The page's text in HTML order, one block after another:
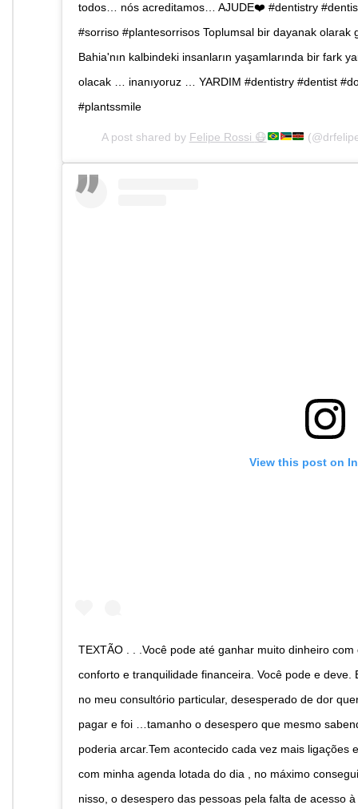
todos… nós acreditamos… AJUDE❤️ #dentistry
#sorriso #plantesorrisos Toplumsal bir dayanak
Bahia'nın kalbindeki insanların yaşamlarında bir fark
olacak … inanıyoruz … YARDIM #dentistry #dentist
#plantssmile
A post shared by Felipe Rossi 😷
View this post on
TEXTÃO . . .Você pode até ganhar muito dinheiro
conforto e tranquilidade financeira. Você pode e
no meu consultório particular, desesperado de dor
pagar e foi …tamanho o desespero que mesmo
poderia arcar.Tem acontecido cada vez mais ligações
com minha agenda lotada do dia , no máximo
nisso, o desespero das pessoas pela falta de acesso